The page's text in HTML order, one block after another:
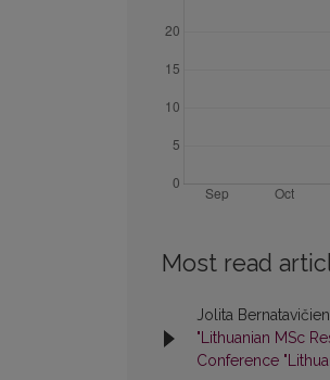
Most read
Jolita
"Lithuanian MSc
Conference